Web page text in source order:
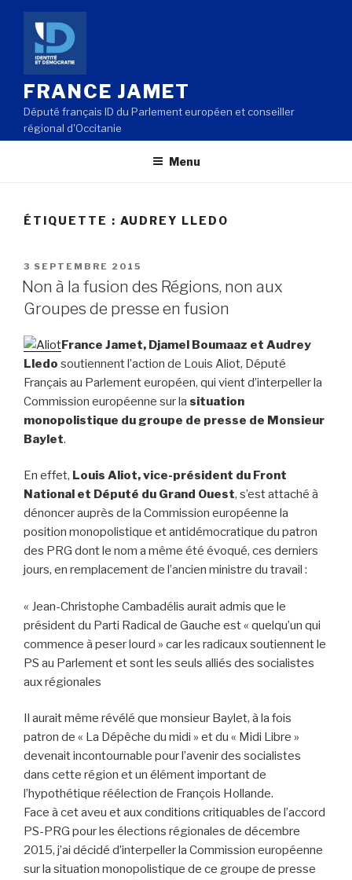
Aller
contenu
principal
FRANCE JAMET
Député français ID du Parlement européen et conseiller
régional d'Occitanie
Menu
ÉTIQUETTE : AUDREY LLEDO
PUBLIÉ
LE
3 SEPTEMBRE 2015
Non à la fusion des Régions, non aux
Groupes de presse en fusion
France Jamet, Djamel Boumaaz et Audrey
Lledo soutiennent l’action de Louis Aliot, Député
Français au Parlement européen, qui vient d’interpeller la
Commission européenne sur la situation
monopolistique du groupe de presse de Monsieur
Baylet.
En effet, Louis Aliot, vice-président du Front
National et Député du Grand Ouest, s’est attaché à
dénoncer auprès de la Commission européenne la
position monopolistique et antidémocratique du patron
des PRG dont le nom a même été évoqué, ces derniers
jours, en remplacement de l’ancien ministre du travail :
« Jean-Christophe Cambadélis aurait admis que le
président du Parti Radical de Gauche est « quelqu’un qui
commence à peser lourd » car les radicaux soutiennent le
PS au Parlement et sont les seuls alliés des socialistes
aux régionales
Il aurait même révélé que monsieur Baylet, à la fois
patron de « La Dépêche du midi » et du « Midi Libre »
devenait incontournable pour l’avenir des socialistes
dans cette région et un élément important de
l’hypothétique réélection de François Hollande.
Face à cet aveu et aux conditions critiquables de l’accord
PS-PRG pour les élections régionales de décembre
2015, j’ai décidé d’interpeller la Commission européenne
sur la situation monopolistique de ce groupe de presse